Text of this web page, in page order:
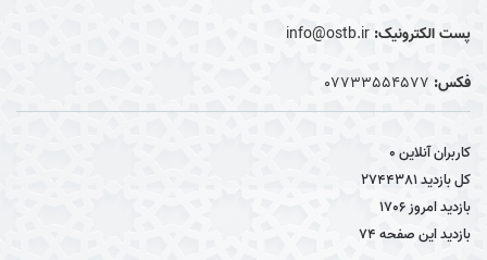
پست الکترونیک: info@ostb.ir
فکس: 07733554577
کاربران آنلاین0
کل بازدید2744381
بازدید امروز1706
بازدید این صفحه74